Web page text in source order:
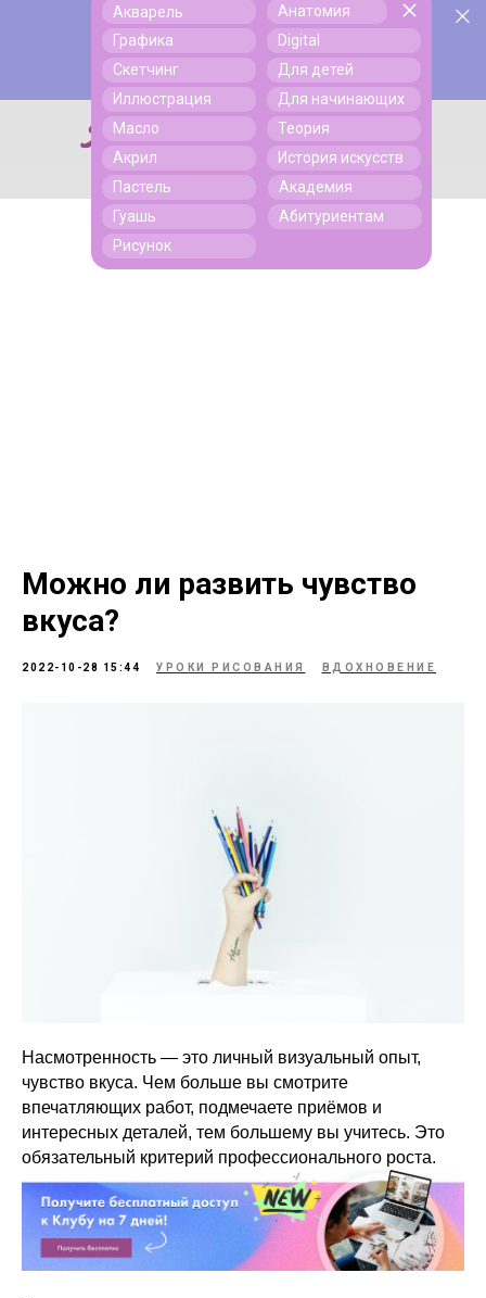
Поиск
Поиск
Акварель
Графика
Скетчинг
Иллюстрация
Масло
Акрил
Пастель
Гуашь
Рисунок
Анатомия
Digital
Для детей
Для начинающих
Теория
История искусств
Академия
Абитуриентам
Можно ли развить чувство
вкуса?
2022-10-28 15:44 УРОКИ РИСОВАНИЯ ВДОХНОВЕНИЕ
Насмотренность — это личный визуальный опыт,
чувство вкуса. Чем больше вы смотрите
впечатляющих работ, подмечаете приёмов и
интересных деталей, тем большему вы учитесь. Это
обязательный критерий профессионального роста.